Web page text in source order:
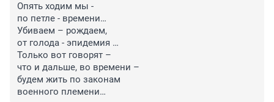
Опять ходим мы -
по петле - времени…
Убиваем – рождаем,
от голода - эпидемия …
Только вот говорят –
что и дальше, во времени –
будем жить по законам
военного племени…